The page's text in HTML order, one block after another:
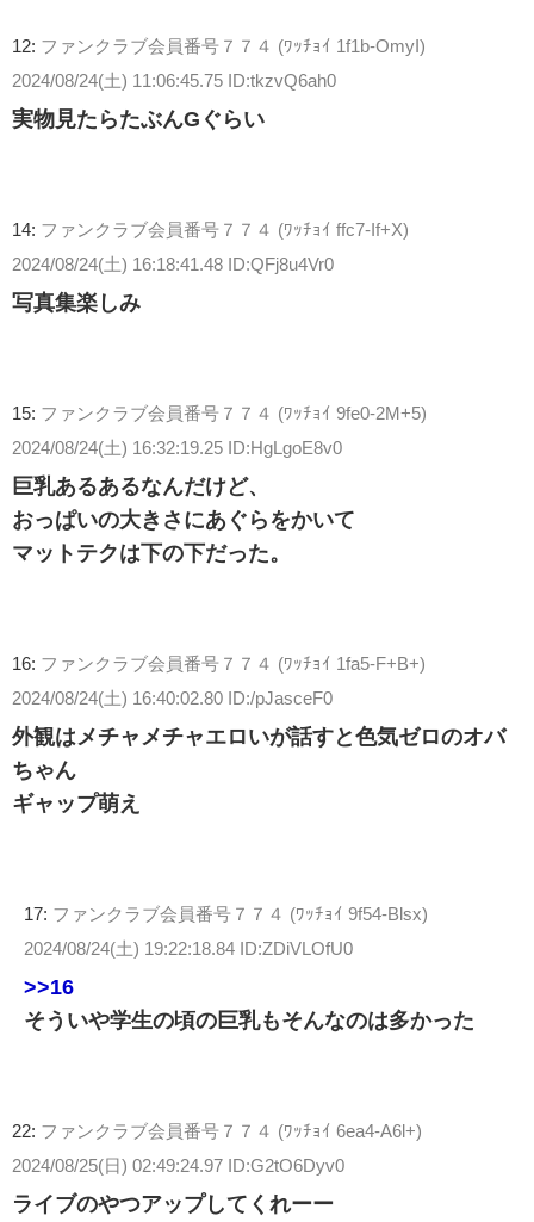
12: ファンクラブ会員番号７７４ (ﾜｯﾁｮｲ 1f1b-OmyI)
2024/08/24(土) 11:06:45.75 ID:tkzvQ6ah0
実物見たらたぶんGぐらい
14: ファンクラブ会員番号７７４ (ﾜｯﾁｮｲ ffc7-If+X)
2024/08/24(土) 16:18:41.48 ID:QFj8u4Vr0
写真集楽しみ
15: ファンクラブ会員番号７７４ (ﾜｯﾁｮｲ 9fe0-2M+5)
2024/08/24(土) 16:32:19.25 ID:HgLgoE8v0
巨乳あるあるなんだけど、
おっぱいの大きさにあぐらをかいて
マットテクは下の下だった。
16: ファンクラブ会員番号７７４ (ﾜｯﾁｮｲ 1fa5-F+B+)
2024/08/24(土) 16:40:02.80 ID:/pJasceF0
外観はメチャメチャエロいが話すと色気ゼロのオバ
ちゃん
ギャップ萌え
17: ファンクラブ会員番号７７４ (ﾜｯﾁｮｲ 9f54-Blsx)
2024/08/24(土) 19:22:18.84 ID:ZDiVLOfU0
>>16
そういや学生の頃の巨乳もそんなのは多かった
22: ファンクラブ会員番号７７４ (ﾜｯﾁｮｲ 6ea4-A6l+)
2024/08/25(日) 02:49:24.97 ID:G2tO6Dyv0
ライブのやつアップしてくれーー